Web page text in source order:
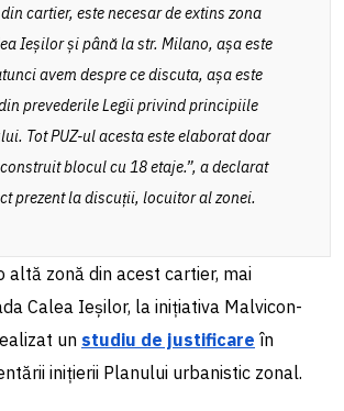
cartier, este necesar de extins zona
Ieșilor și până la str. Milano, așa este
avem despre ce discuta, așa este
prevederile Legii privind principiile
Tot PUZ-ul acesta este elaborat doar
blocul cu 18 etaje.”, a declarat
prezent la discuții, locuitor al zonei.
zonă din acest cartier, mai
Calea Ieșilor, la inițiativa Malvicon-
un studiu de justificare în
inițierii Planului urbanistic zonal.